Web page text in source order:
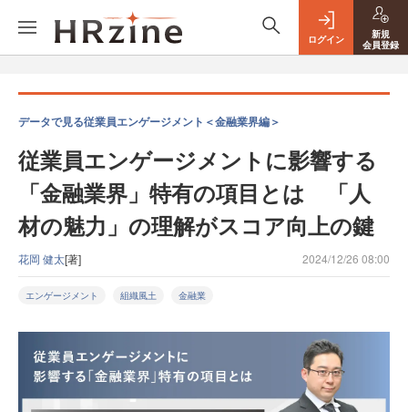
ログイン
新規
会員登録
データで見る従業員エンゲージメント＜金融業界編＞
従業員エンゲージメントに影響する
「金融業界」特有の項目とは 「人
材の魅力」の理解がスコア向上の鍵
花岡 健太[著] 2024/12/26 08:00
エンゲージメント 組織風土 金融業